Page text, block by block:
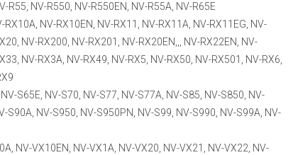
R55, NV-R550, NV-R550EN, NV-R55A, NV-R65E
NV-RX10EN, NV-RX11, NV-RX11A, NV-RX11EG, NV-
NV-RX200, NV-RX201, NV-RX20EN,,, NV-RX22EN, NV-
NV-RX3A, NV-RX49, NV-RX5, NV-RX50, NV-RX501, NV-RX6,
S65E, NV-S70, NV-S77, NV-S77A, NV-S85, NV-S850, NV-
S90A, NV-S950, NV-S950PN, NV-S99, NV-S990, NV-S99A, NV-
NV-VX10EN, NV-VX1A, NV-VX20, NV-VX21, NV-VX22, NV-